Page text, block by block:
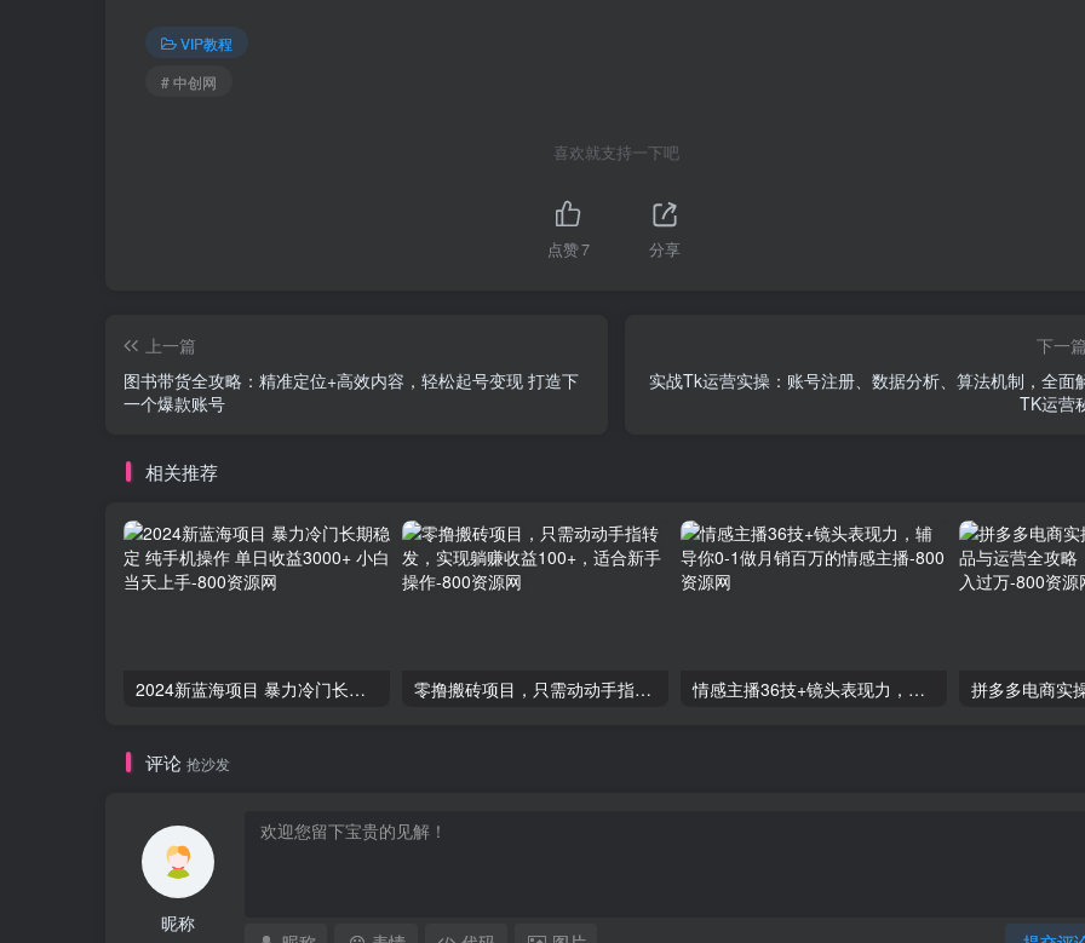
VIP教程
# 中创网
喜欢就支持一下吧
点赞7 分享
上一篇
图书带货全攻略：精准定位+高效内容，轻松起号变现 打造下
一个爆款账号
下一
实战Tk运营实操：账号注册、数据分析、算法机制，全面
TK运营
相关推荐
2024新蓝海项目 暴力冷门长期稳定 纯手机操作 单日收益3000+ 小白当天上手 零撸搬砖项目，只需动动手指转发，实现躺赚收益100+，适合新手操作 情感主播36技+镜头表现力，辅导你0-1做月销百万的情感主播
评论 抢沙发
昵称